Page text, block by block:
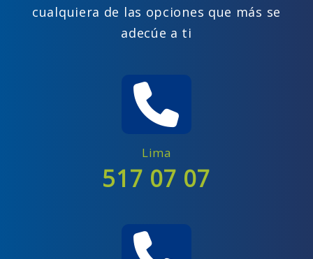
cualquiera de las opciones que más se
adecúe a ti
Lima
517 07 07